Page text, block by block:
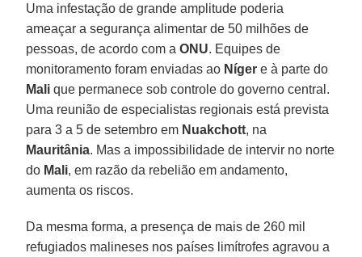
Uma infestação de grande amplitude poderia
ameaçar a segurança alimentar de 50 milhões de
pessoas, de acordo com aONU. Equipes de
monitoramento foram enviadas ao Nígere à parte do
Mali que permanece sob controle do governo central.
Uma reunião de especialistas regionais está prevista
para 3 a 5 de setembro em Nuakchott, na
Mauritânia. Mas a impossibilidade de intervir no norte
do Mali, em razão da rebelião em andamento,
aumenta os riscos.
Da mesma forma, a presença de mais de 260 mil
refugiados malineses nos países limítrofes agravou a